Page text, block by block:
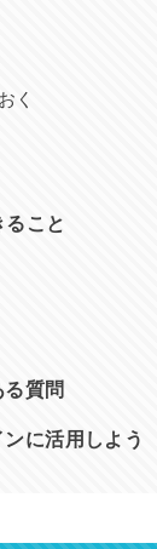
く
こと
質問
に活用しよう